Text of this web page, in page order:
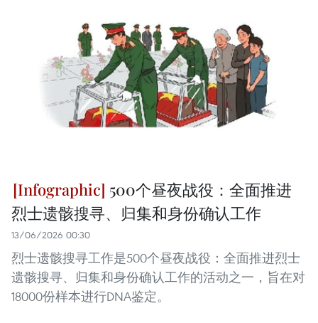
500个昼夜战役：全面推进
烈士遗骸搜寻、归集和身份确认工作
13/06/2026 00:30
烈士遗骸搜寻工作是500个昼夜战役：全面推进烈士
遗骸搜寻、归集和身份确认工作的活动之一，旨在对
18000份样本进行DNA鉴定。